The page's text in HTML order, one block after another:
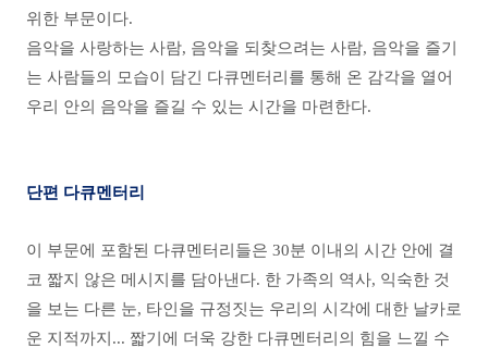
위한 부문이다.
음악을 사랑하는 사람, 음악을 되찾으려는 사람, 음악을 즐기
는 사람들의 모습이 담긴 다큐멘터리를 통해 온 감각을 열어
우리 안의 음악을 즐길 수 있는 시간을 마련한다.
단편 다큐멘터리
이 부문에 포함된 다큐멘터리들은 30분 이내의 시간 안에 결
코 짧지 않은 메시지를 담아낸다. 한 가족의 역사, 익숙한 것
을 보는 다른 눈, 타인을 규정짓는 우리의 시각에 대한 날카로
운 지적까지... 짧기에 더욱 강한 다큐멘터리의 힘을 느낄 수